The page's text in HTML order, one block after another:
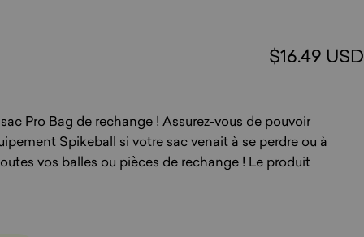
$16.49 USD
Pro Bag de rechange ! Assurez-vous de pouvoir
Spikeball si votre sac venait à se perdre ou à
vos balles ou pièces de rechange ! Le produit